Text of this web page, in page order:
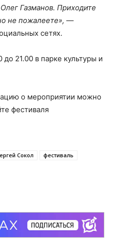
Газманов. Приходите
не пожалеете», —
сетях.
21.00 в парке культуры и
о мероприятии можно
фестиваля
Сокол
фестиваль